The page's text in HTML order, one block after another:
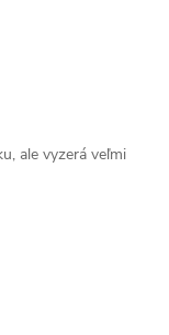
ale vyzerá veľmi